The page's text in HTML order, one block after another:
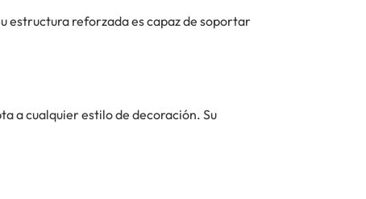
estructura reforzada es capaz de soportar
a cualquier estilo de decoración. Su